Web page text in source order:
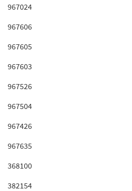
967024
967606
967605
967603
967526
967504
967426
967635
368100
382154